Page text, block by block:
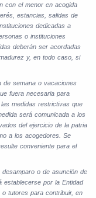
con el menor en acogida
estancias, salidas de
dedicadas a
o instituciones
deberán ser acordadas
y, en todo caso, si
de semana o vacaciones
fuera necesaria para
medidas restrictivas que
será comunicada a los
del ejercicio de la patria
a los acogedores. Se
conveniente para el
o de asunción de
establecerse por la Entidad
tutores para contribuir, en